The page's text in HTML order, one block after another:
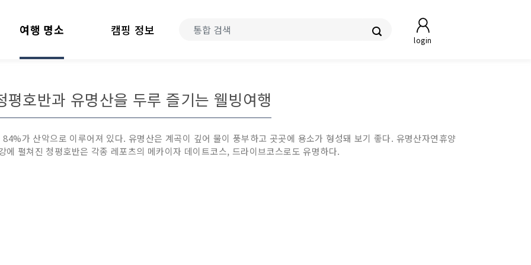
login
여행 명소 캠핑 정보
평호반과 유명산을 두루 즐기는 웰빙여행
가 산악으로 이루어져 있다. 유명산은 계곡이 깊어 물이 풍부하고 곳곳에 용소가 형성돼 보기 좋다. 유명산자연휴양
펼쳐진 청평호반은 각종 레포츠의 메카이자 데이트코스, 드라이브코스로도 유명하다.